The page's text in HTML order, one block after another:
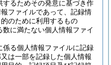
るためその発意に基づき作
ファイルであって、記録情
のために利用するもの
に満たない個人情報ファイ
係る個人情報ファイルに記録
は一部を記録した個人情報